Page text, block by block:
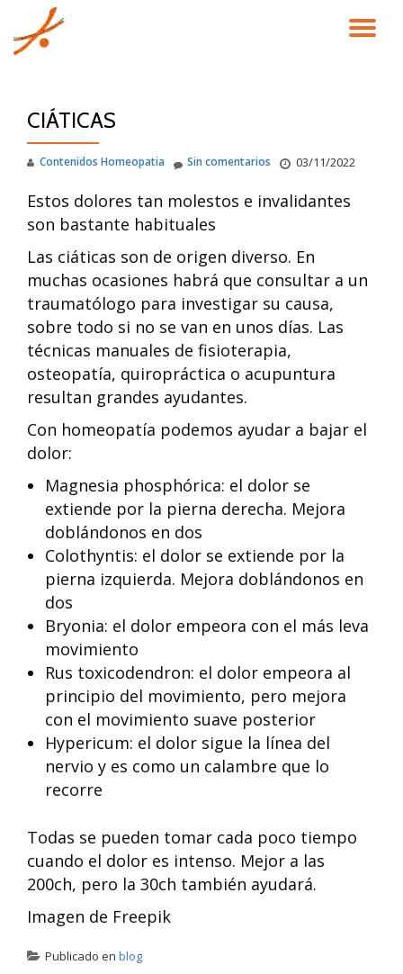
Saltar
CIÁTICAS
Contenidos Homeopatia 03/11/2022
Sin comentarios
Estos dolores tan molestos e invalidantes
son bastante habituales
Las ciáticas son de origen diverso. En
muchas ocasiones habrá que consultar a un
traumatólogo para investigar su causa,
sobre todo si no se van en unos días. Las
técnicas manuales de fisioterapia,
osteopatía, quiropráctica o acupuntura
resultan grandes ayudantes.
Con homeopatía podemos ayudar a bajar el
dolor:
Magnesia phosphórica: el dolor se
extiende por la pierna derecha. Mejora
doblándonos en dos
Colothyntis: el dolor se extiende por la
pierna izquierda. Mejora doblándonos en
dos
Bryonia: el dolor empeora con el más leva
movimiento
Rus toxicodendron: el dolor empeora al
principio del movimiento, pero mejora
con el movimiento suave posterior
Hypericum: el dolor sigue la línea del
nervio y es como un calambre que lo
recorre
Todas se pueden tomar cada poco tiempo
cuando el dolor es intenso. Mejor a las
200ch, pero la 30ch también ayudará.
Imagen de Freepik
Publicado en blog